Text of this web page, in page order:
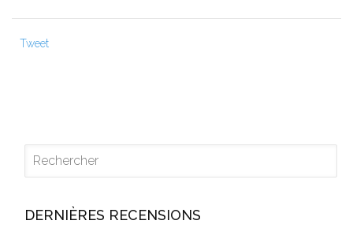
Tweet
DERNIÈRES RECENSIONS